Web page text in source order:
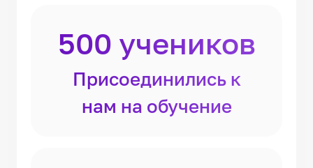
500 учеников
Присоединились к
нам на обучение